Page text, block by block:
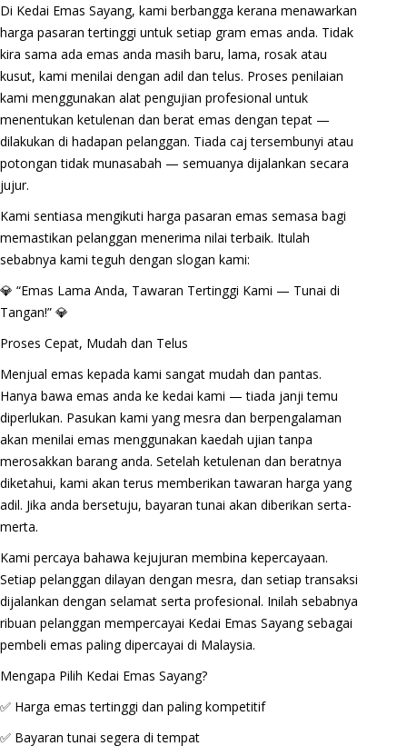
Di Kedai Emas Sayang, kami berbangga kerana menawarkan
harga pasaran tertinggi untuk setiap gram emas anda. Tidak
kira sama ada emas anda masih baru, lama, rosak atau
kusut, kami menilai dengan adil dan telus. Proses penilaian
kami menggunakan alat pengujian profesional untuk
menentukan ketulenan dan berat emas dengan tepat —
dilakukan di hadapan pelanggan. Tiada caj tersembunyi atau
potongan tidak munasabah — semuanya dijalankan secara
jujur.
Kami sentiasa mengikuti harga pasaran emas semasa bagi
memastikan pelanggan menerima nilai terbaik. Itulah
sebabnya kami teguh dengan slogan kami:
💎 “Emas Lama Anda, Tawaran Tertinggi Kami — Tunai di
Tangan!” 💎
Proses Cepat, Mudah dan Telus
Menjual emas kepada kami sangat mudah dan pantas.
Hanya bawa emas anda ke kedai kami — tiada janji temu
diperlukan. Pasukan kami yang mesra dan berpengalaman
akan menilai emas menggunakan kaedah ujian tanpa
merosakkan barang anda. Setelah ketulenan dan beratnya
diketahui, kami akan terus memberikan tawaran harga yang
adil. Jika anda bersetuju, bayaran tunai akan diberikan serta-
merta.
Kami percaya bahawa kejujuran membina kepercayaan.
Setiap pelanggan dilayan dengan mesra, dan setiap transaksi
dijalankan dengan selamat serta profesional. Inilah sebabnya
ribuan pelanggan mempercayai Kedai Emas Sayang sebagai
pembeli emas paling dipercayai di Malaysia.
Mengapa Pilih Kedai Emas Sayang?
✅ Harga emas tertinggi dan paling kompetitif
✅ Bayaran tunai segera di tempat